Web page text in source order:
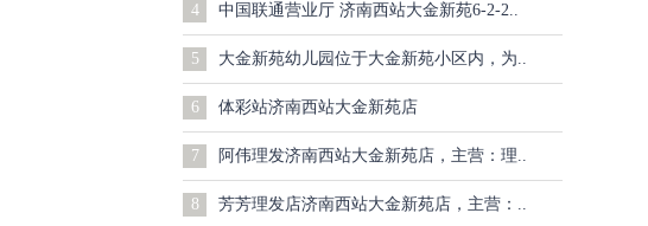
4 中国联通营业厅 济南西站大金新苑6-2-2..
5 大金新苑幼儿园位于大金新苑小区内，为..
6 体彩站济南西站大金新苑店
7 阿伟理发济南西站大金新苑店，主营：理..
8 芳芳理发店济南西站大金新苑店，主营：..